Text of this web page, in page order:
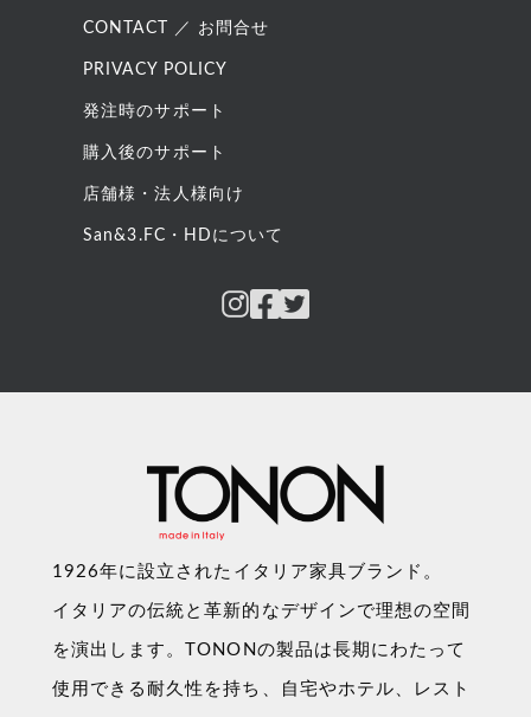
CONTACT ／ お問合せ
PRIVACY POLICY
発注時のサポート
購入後のサポート
店舗様・法人様向け
San&3.FC・HDについて
1926年に設立されたイタリア家具ブランド。
イタリアの伝統と革新的なデザインで理想の空間
を演出します。TONONの製品は長期にわたって
使用できる耐久性を持ち、自宅やホテル、レスト